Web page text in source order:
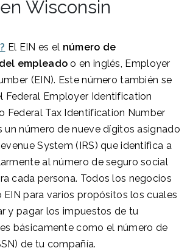
Wisconsin
El EIN es el número de
empleado o en inglés, Employer
(EIN). Este número también se
Federal Employer Identification
Federal Tax Identification Number
un número de nueve dígitos asignado
System (IRS) que identifica a
al número de seguro social
cada persona. Todos los negocios
EIN para varios propósitos los cuales
y pagar los impuestos de tu
básicamente como el número de
de tu compañía.